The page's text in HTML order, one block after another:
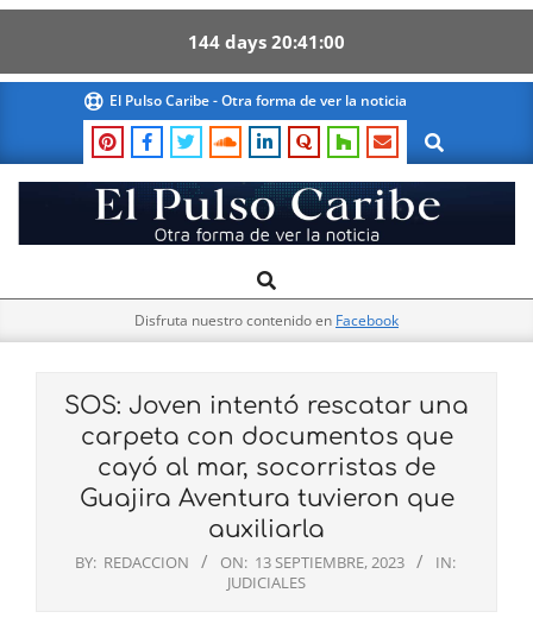
144 days 20 40 59
content
El Pulso Caribe - Otra forma de ver la noticia
Search
El
Pulso
Navigation
Search
Disfruta nuestro contenido en Facebook
SOS: Joven intentó rescatar una
carpeta con documentos que
cayó al mar, socorristas de
Guajira Aventura tuvieron que
auxiliarla
BY: REDACCION ON: 13 SEPTIEMBRE, 2023
IN:
JUDICIALES